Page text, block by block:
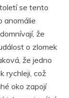
se tento
anomálie
že
o zlomek
že jedno
rychleji, což
oko zapojí